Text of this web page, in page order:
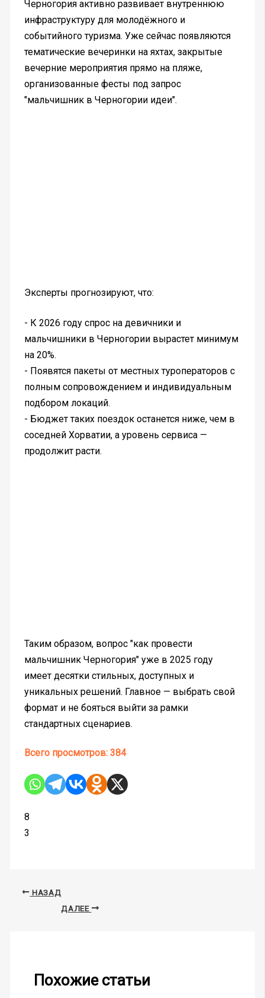
Черногория активно развивает внутреннюю
инфраструктуру для молодёжного и
событийного туризма. Уже сейчас появляются
тематические вечеринки на яхтах, закрытые
вечерние мероприятия прямо на пляже,
организованные фесты под запрос
"мальчишник в Черногории идеи".
Эксперты прогнозируют, что:
- К 2026 году спрос на девичники и
мальчишники в Черногории вырастет минимум
на 20%.
- Появятся пакеты от местных туроператоров с
полным сопровождением и индивидуальным
подбором локаций.
- Бюджет таких поездок останется ниже, чем в
соседней Хорватии, а уровень сервиса —
продолжит расти.
Таким образом, вопрос "как провести
мальчишник Черногория" уже в 2025 году
имеет десятки стильных, доступных и
уникальных решений. Главное — выбрать свой
формат и не бояться выйти за рамки
стандартных сценариев.
Всего просмотров: 384
8
3
НАЗАД
ДАЛЕЕ
Похожие статьи